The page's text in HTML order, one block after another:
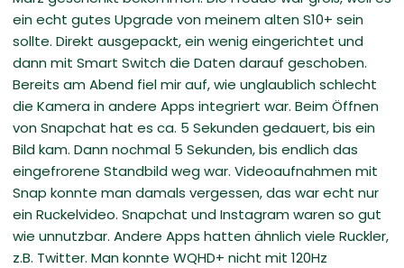
ein echt gutes Upgrade von meinem alten S10+ sein
sollte. Direkt ausgepackt, ein wenig eingerichtet und
dann mit Smart Switch die Daten darauf geschoben.
Bereits am Abend fiel mir auf, wie unglaublich schlecht
die Kamera in andere Apps integriert war. Beim Öffnen
von Snapchat hat es ca. 5 Sekunden gedauert, bis ein
Bild kam. Dann nochmal 5 Sekunden, bis endlich das
eingefrorene Standbild weg war. Videoaufnahmen mit
Snap konnte man damals vergessen, das war echt nur
ein Ruckelvideo. Snapchat und Instagram waren so gut
wie unnutzbar. Andere Apps hatten ähnlich viele Ruckler,
z.B. Twitter. Man konnte WQHD+ nicht mit 120Hz